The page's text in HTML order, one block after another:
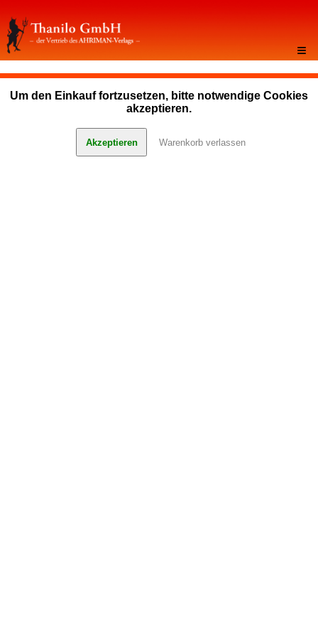
≡
Um den Einkauf fortzusetzen, bitte notwendige Cookies
akzeptieren.
Akzeptieren Warenkorb verlassen